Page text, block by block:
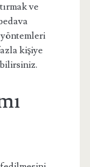
ve
kişiye